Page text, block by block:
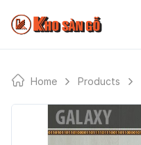
Home Products